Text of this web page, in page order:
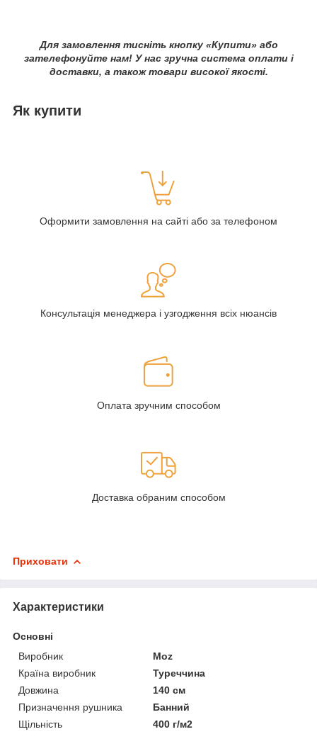
Для замовлення тисніть кнопку «Купити» або
зателефонуйте нам! У нас зручна система оплати і
доставки, а також товари високої якості.
Як купити
Оформити замовлення на сайті або за телефоном
Консультація менеджера і узгодження всіх нюансів
Оплата зручним способом
Доставка обраним способом
Приховати
Характеристики
Основні
Виробник
Moz
Країна виробник
Туреччина
Довжина
140 см
Призначення рушника
Банний
Щільність
400 г/м2